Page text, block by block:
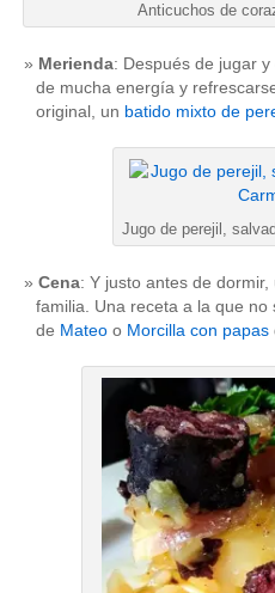
Anticuchos de
Merienda: Después de jugar
de mucha energía y
original, un batido mixto de
Jugo de perejil,
Cena: Y justo antes de
familia. Una receta a la que no
de Mateo o Morcilla con papas